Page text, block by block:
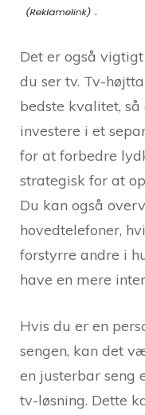
.
Det er også
du ser tv. Tv-
bedste kvalitet,
investere i et
for at forbedre
strategisk for at
Du kan også
hovedtelefoner,
forstyrre andre i
have en mere
Hvis du er en
sengen, kan det
en justerbar seng
tv-løsning. Dette